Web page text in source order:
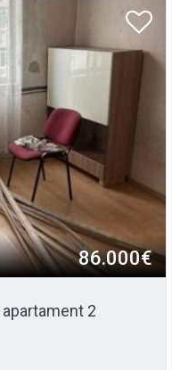
86.000€
2